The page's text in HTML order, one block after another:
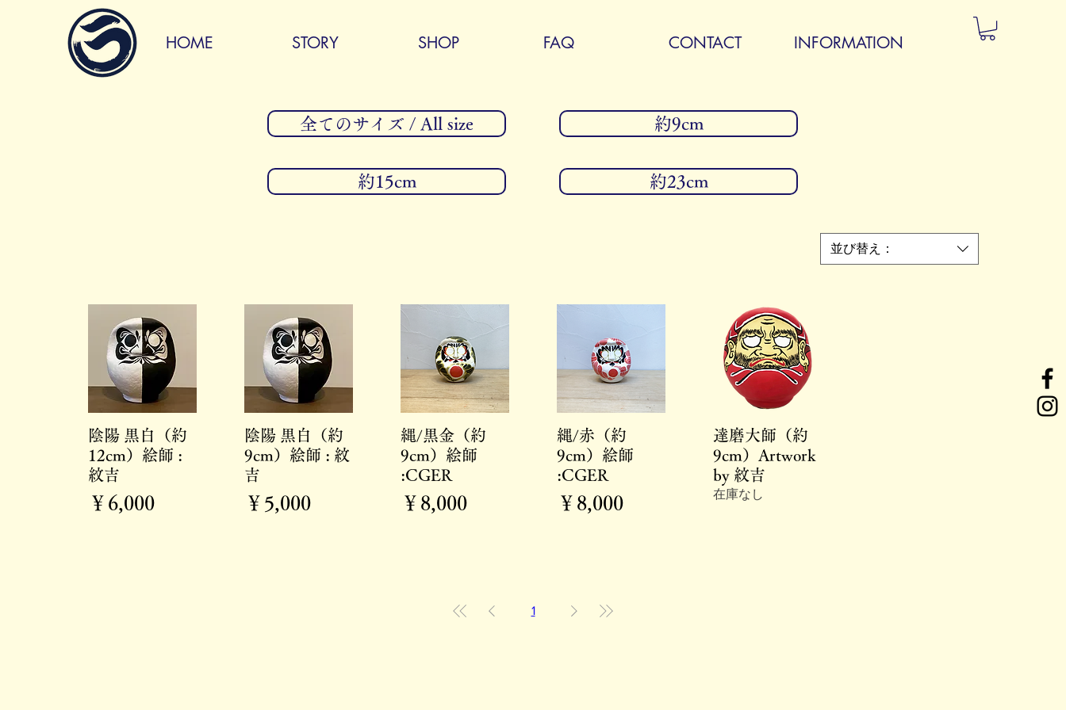
HOME STORY SHOP FAQ CONTACT INFORMATION
全てのサイズ / All size
約15cm
約9cm
約23cm
並び替え：
クイックビュー
陰陽 黒白（約
12cm）絵師 :
紋吉
価格
￥6,000
クイックビュー
陰陽 黒白（約
9cm）絵師 : 紋
吉
価格
￥5,000
クイックビュー
縄/黒金（約
9cm）絵師
:CGER
価格
￥8,000
クイックビュー
縄/赤（約
9cm）絵師
:CGER
価格
￥8,000
クイックビュー
達磨大師（約
9cm）Artwork
by 紋吉
在庫なし
1